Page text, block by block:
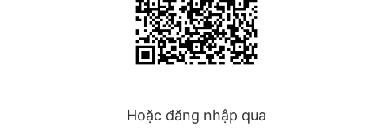
Hoặc đăng nhập qua